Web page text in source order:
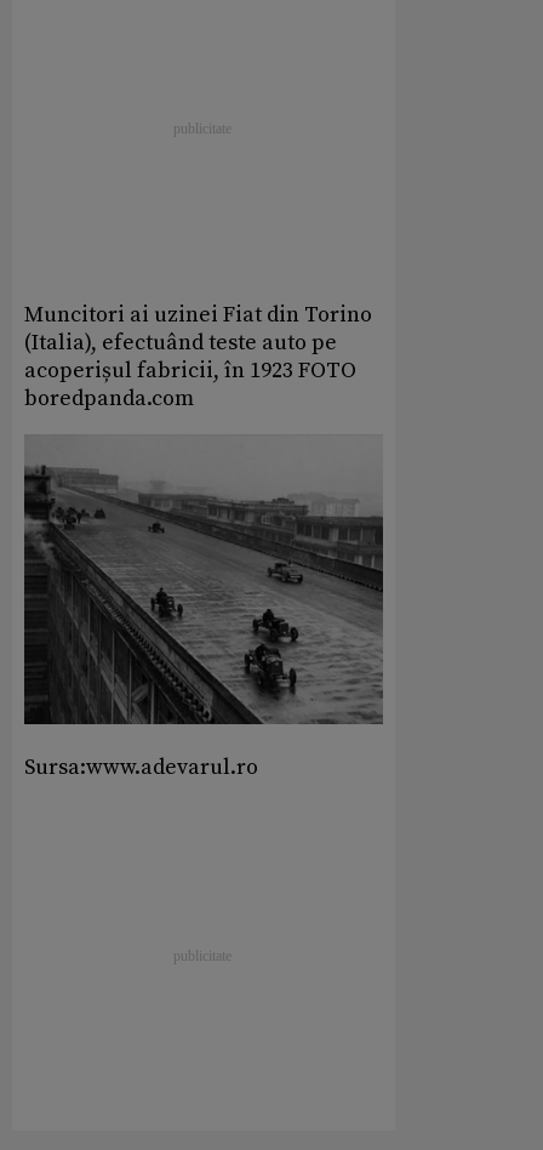
Muncitori ai uzinei Fiat din Torino
(Italia), efectuând teste auto pe
acoperișul fabricii, în 1923 FOTO
boredpanda.com
Sursa:www.adevarul.ro